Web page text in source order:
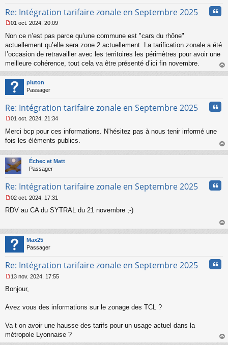
Re: Intégration tarifaire zonale en Septembre 2025
e
s
g
n
o
u
01 oct. 2024, 20:09
Non ce n’est pas parce qu’une commune est "cars du rhône"
actuellement qu’elle sera zone 2 actuellement. La tarification zonale a été
l’occasion de retravailler avec les territoires les périmètres pour avoir une
meilleure cohérence, tout cela va être présenté d’ici fin novembre.
au
pluton
Passager
Re: Intégration tarifaire zonale en Septembre 2025
e
s
a
g
e
o
l
u
01 oct. 2024, 21:34
Merci bcp pour ces informations. N'hésitez pas à nous tenir informé une
fois les éléments publics.
au
Échec et Matt
Passager
Re: Intégration tarifaire zonale en Septembre 2025
e
a
g
e
o
l
u
02 oct. 2024, 17:31
RDV au CA du SYTRAL du 21 novembre ;-)
au
Max25
Passager
Re: Intégration tarifaire zonale en Septembre 2025
e
s
e
n
o
13 nov. 2024, 17:55
Bonjour,
Avez vous des informations sur le zonage des TCL ?
Va t on avoir une hausse des tarifs pour un usage actuel dans la
métropole Lyonnaise ?